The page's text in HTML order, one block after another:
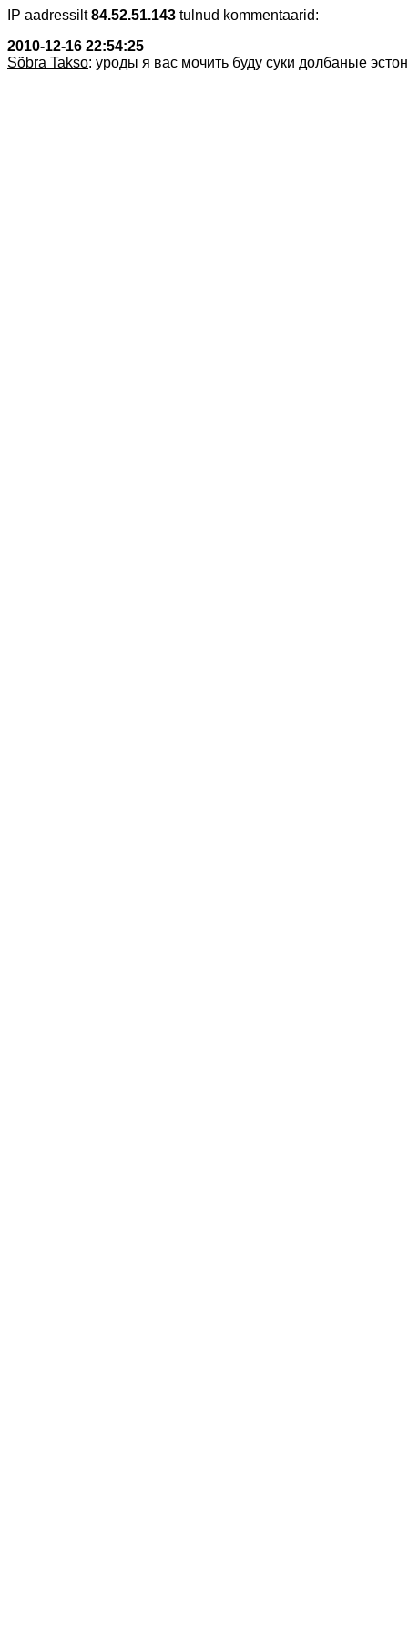
IP aadressilt84.52.51.143 tulnud kommentaarid:
2010-12-16 22:54:25
Sõbra Takso: уроды я вас мочить буду суки долбаные